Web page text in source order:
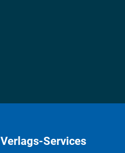
Verlags-Services